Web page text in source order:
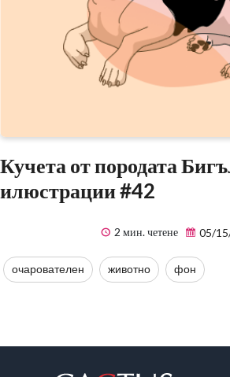
Кучета от породата
илюстрации #42
2 мин. четене 05/
очарователен животно фон